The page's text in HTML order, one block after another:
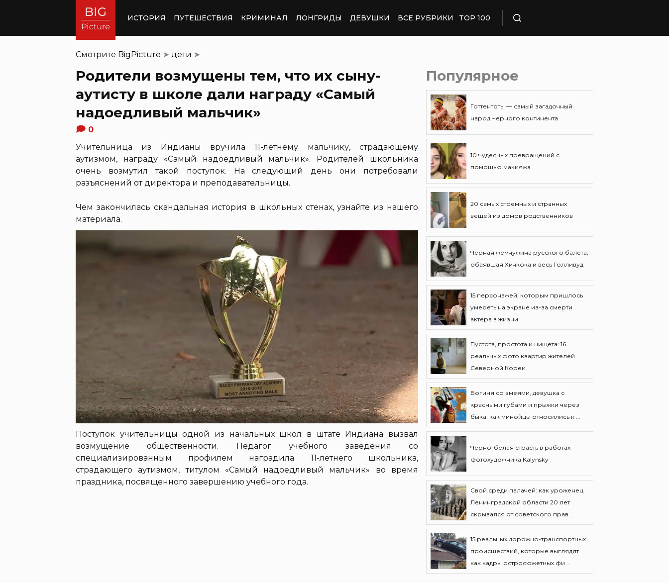
ИСТОРИЯ ПУТЕШЕСТВИЯ КРИМИНАЛ ЛОНГРИДЫ ДЕВУШКИ ВСЕ РУБРИКИ TOP 100
Смотрите BigPicture ➤ дети ➤
Родители возмущены тем, что их сыну-
аутисту в школе дали награду «Самый
надоедливый мальчик»
0
Учительница из Индианы вручила 11-летнему мальчику, страдающему
аутизмом, награду «Самый надоедливый мальчик». Родителей школьника
очень возмутил такой поступок. На следующий день они потребовали
разъяснений от директора и преподавательницы.
Чем закончилась скандальная история в школьных стенах, узнайте из нашего
материала.
Поступок учительницы одной из начальных школ в штате Индиана вызвал
возмущение общественности. Педагог учебного заведения со
специализированным профилем наградила 11-летнего школьника,
страдающего аутизмом, титулом «Самый надоедливый мальчик» во время
праздника, посвященного завершению учебного года.
Популярное
Готтентоты — самый загадочный
народ Черного континента
10 чудесных превращений с
помощью макияжа
20 самых стремных и странных
вещей из домов родственников
Черная жемчужина русского балета,
обаявшая Хичкока и весь Голливуд
15 персонажей, которым пришлось
умереть на экране из-за смерти
актера в жизни
Пустота, простота и нищета: 16
реальных фото квартир жителей
Северной Кореи
Богиня со змеями, девушка с
красными губами и прыжки через
быка: как минойцы относились к ...
Черно-белая страсть в работах
фотохудожника Kalynsky
Свой среди палачей: как уроженец
Ленинградской области 20 лет
скрывался от советского прав ...
15 реальных дорожно-транспортных
происшествий, которые выглядят
как кадры остросюжетных фи ...